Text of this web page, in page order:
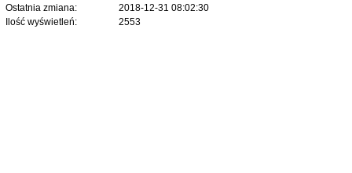
Ostatnia zmiana:
2018-12-31 08:02:30
Ilość wyświetleń:
2553